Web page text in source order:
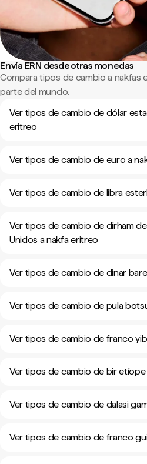
Envía ERN desde otras monedas
Compara tipos de cambio a nakfas
parte del mundo.
Ver tipos de cambio de dólar
eritreo
Ver tipos de cambio de euro a
Ver tipos de cambio de libra
Ver tipos de cambio de dírham
Unidos a nakfa eritreo
Ver tipos de cambio de dinar
Ver tipos de cambio de pula
Ver tipos de cambio de franco
Ver tipos de cambio de bir
Ver tipos de cambio de dalasi
Ver tipos de cambio de franco